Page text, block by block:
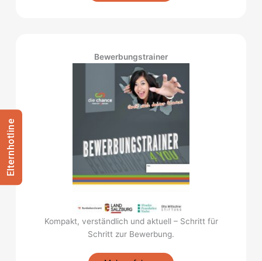
Bewerbungstrainer
Kompakt, verständlich und aktuell – Schritt für
Schritt zur Bewerbung.
Elternhotline